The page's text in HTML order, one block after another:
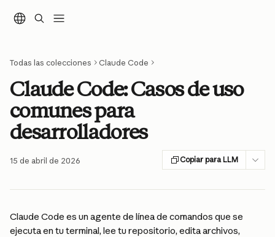
Todas las colecciones Claude Code
Claude Code: Casos de uso
comunes para
desarrolladores
15 de abril de 2026 Copiar para LLM
Claude Code es un agente de línea de comandos que se
ejecuta en tu terminal, lee tu repositorio, edita archivos,